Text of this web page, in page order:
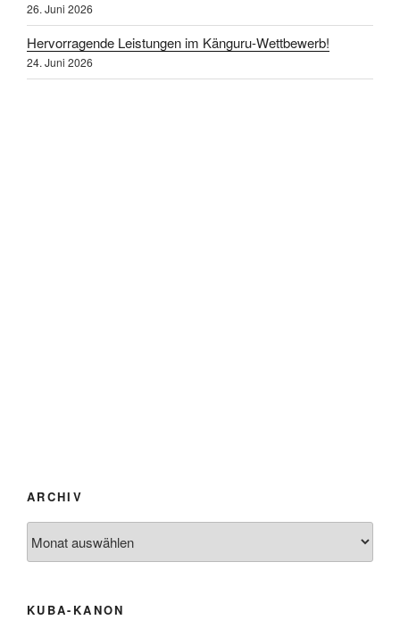
26. Juni 2026
Hervorragende Leistungen im Känguru-Wettbewerb!
24. Juni 2026
ARCHIV
KUBA-KANON